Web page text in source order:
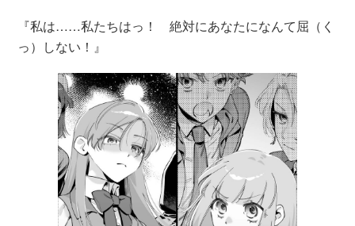
『私は……私たちはっ！ 絶対にあなたになんて屈（く
っ）しない！』